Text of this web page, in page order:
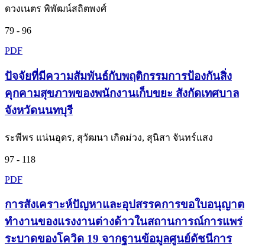
ดวงเนตร พิพัฒน์สถิตพงศ์
79 - 96
PDF
ปัจจัยที่มีความสัมพันธ์กับพฤติกรรมการป้องกันสิ่ง
คุกคามสุขภาพของพนักงานเก็บขยะ สังกัดเทศบาล
จังหวัดนนทบุรี
ระพีพร แน่นอุดร, สุวัฒนา เกิดม่วง, สุนิสา จันทร์แสง
97 - 118
PDF
การสังเคราะห์ปัญหาและอุปสรรคการขอใบอนุญาต
ทำงานของแรงงานต่างด้าวในสถานการณ์การแพร่
ระบาดของโควิด 19 จากฐานข้อมูลศูนย์ดัชนีการ